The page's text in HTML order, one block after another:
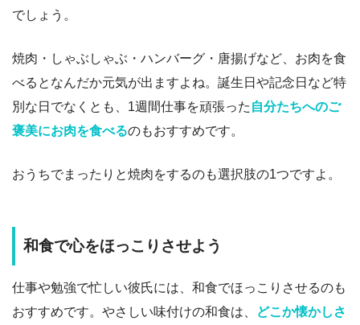
でしょう。
焼肉・しゃぶしゃぶ・ハンバーグ・唐揚げなど、お肉を食
べるとなんだか元気が出ますよね。誕生日や記念日など特
別な日でなくとも、1週間仕事を頑張った 自分たちへのご
褒美にお肉を食べるのもおすすめです。
おうちでまったりと焼肉をするのも選択肢の1つですよ。
和食で心をほっこりさせよう
仕事や勉強で忙しい彼氏には、和食でほっこりさせるのも
おすすめです。やさしい味付けの和食は、
どこか懐かしさ